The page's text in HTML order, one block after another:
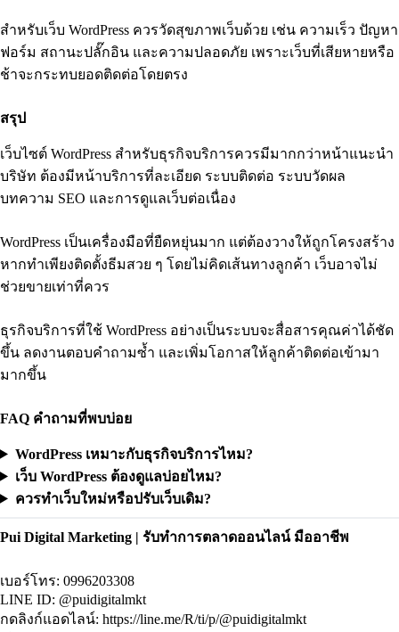
สำหรับเว็บ WordPress ควรวัดสุขภาพเว็บด้วย เช่น ความเร็ว ปัญหา
ฟอร์ม สถานะปลั๊กอิน และความปลอดภัย เพราะเว็บที่เสียหายหรือ
ช้าจะกระทบยอดติดต่อโดยตรง
สรุป
เว็บไซต์ WordPress สำหรับธุรกิจบริการควรมีมากกว่าหน้าแนะนำ
บริษัท ต้องมีหน้าบริการที่ละเอียด ระบบติดต่อ ระบบวัดผล
บทความ SEO และการดูแลเว็บต่อเนื่อง
WordPress เป็นเครื่องมือที่ยืดหยุ่นมาก แต่ต้องวางให้ถูกโครงสร้าง
หากทำเพียงติดตั้งธีมสวย ๆ โดยไม่คิดเส้นทางลูกค้า เว็บอาจไม่
ช่วยขายเท่าที่ควร
ธุรกิจบริการที่ใช้ WordPress อย่างเป็นระบบจะสื่อสารคุณค่าได้ชัด
ขึ้น ลดงานตอบคำถามซ้ำ และเพิ่มโอกาสให้ลูกค้าติดต่อเข้ามา
มากขึ้น
FAQ คำถามที่พบบ่อย
WordPress เหมาะกับธุรกิจบริการไหม?
เว็บ WordPress ต้องดูแลบ่อยไหม?
ควรทำเว็บใหม่หรือปรับเว็บเดิม?
Pui Digital Marketing | รับทำการตลาดออนไลน์ มืออาชีพ
เบอร์โทร: 0996203308
LINE ID: @puidigitalmkt
กดลิงก์แอดไลน์: https://line.me/R/ti/p/@puidigitalmkt